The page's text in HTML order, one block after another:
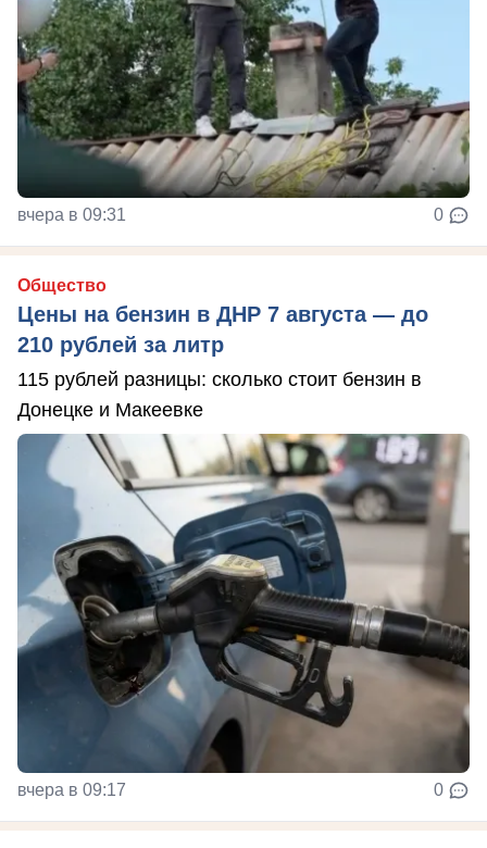
вчера в 09:31 0
Общество
Цены на бензин в ДНР 7 августа — до
210 рублей за литр
115 рублей разницы: сколько стоит бензин в
Донецке и Макеевке
вчера в 09:17 0